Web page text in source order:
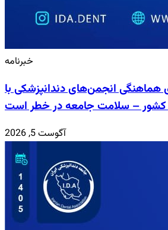
خبرنامه
هماهنگی انجمن‌های دندانپزشکی با
کشور – سلامت جامعه در خطر است
آگوست 5, 2026